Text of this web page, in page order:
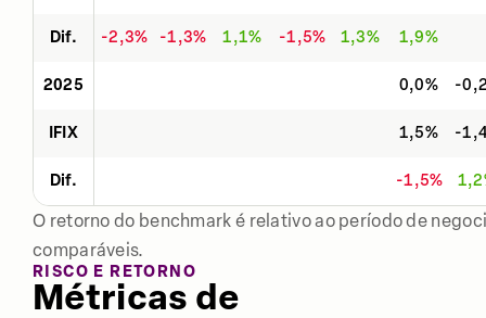
Dif. -2,3% -1,3% 1,1% -1,5% 1,3% 1,9%
2025 0,0% -
IFIX 1,5% -
Dif. -1,5%
O retorno do benchmark é relativo ao período de
comparáveis.
RISCO E RETORNO
Métricas de